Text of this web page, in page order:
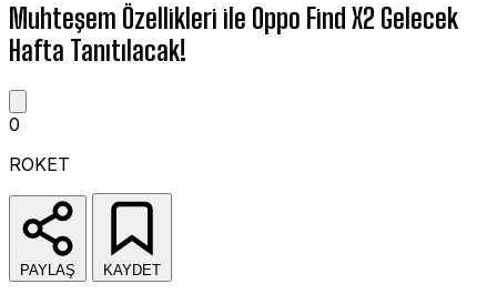
Muhteşem Özellikleri ile Oppo Find X2 Gelecek
Hafta Tanıtılacak!
0
ROKET
PAYLAŞ KAYDET